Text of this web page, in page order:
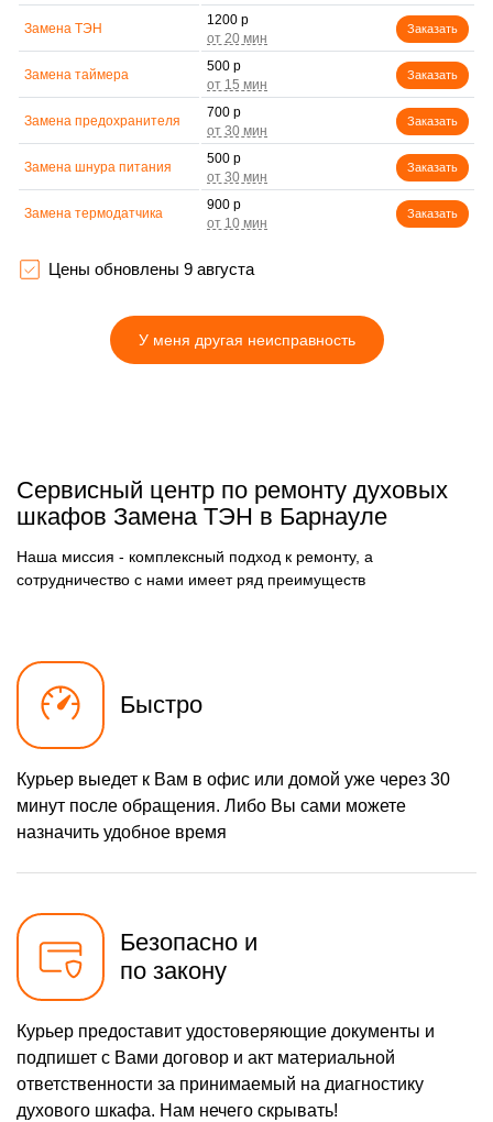
Замена ТЭН
1200 р
Заказать
Замена таймера
500 р
Заказать
Замена предохранителя
700 р
Заказать
Замена шнура питания
500 р
Заказать
Замена термодатчика
900 р
Заказать
управления
Цены обновлены 9 августа
У меня другая неисправность
Сервисный центр по ремонту духовых
шкафов Замена ТЭН в Барнауле
Наша миссия - комплексный подход к ремонту, а
сотрудничество с нами имеет ряд преимуществ
Быстро
Курьер выедет к Вам в офис или домой уже через 30
минут после обращения. Либо Вы сами можете
назначить удобное время
Безопасно и
по закону
Курьер предоставит удостоверяющие документы и
подпишет с Вами договор и акт материальной
ответственности за принимаемый на диагностику
духового шкафа. Нам нечего скрывать!